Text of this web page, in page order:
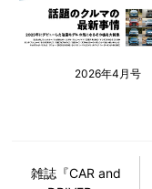
2026年4月号
雑誌『CAR and